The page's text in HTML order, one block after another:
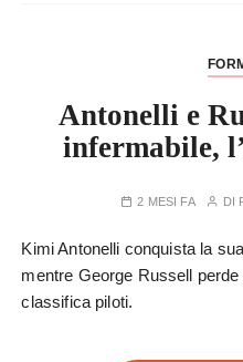
Antonelli e
infermabile,
2 MESI FA DI
Kimi Antonelli conquista la
mentre George Russell
classifica piloti.